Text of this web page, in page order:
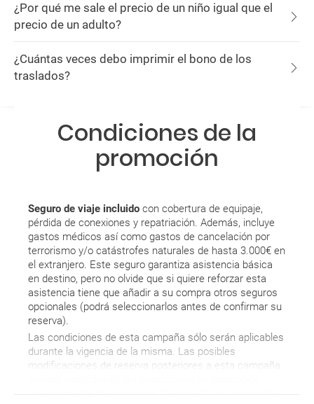
¿Por qué me sale el precio de un niño igual que el
precio de un adulto?
¿Cuántas veces debo imprimir el bono de los
traslados?
Condiciones de la
promoción
Seguro de viaje incluido con cobertura de equipaje,
pérdida de conexiones y repatriación. Además, incluye
gastos médicos así como gastos de cancelación por
terrorismo y/o catástrofes naturales de hasta 3.000€ en
el extranjero. Este seguro garantiza asistencia básica
en destino, pero no olvide que si quiere reforzar esta
asistencia tiene que añadir a su compra otros seguros
opcionales (podrá seleccionarlos antes de confirmar su
reserva).
Las condiciones de esta campaña sólo serán aplicables
durante la vigencia de la misma. Las posibles
modificaciones de reserva posteriores a esta campaña